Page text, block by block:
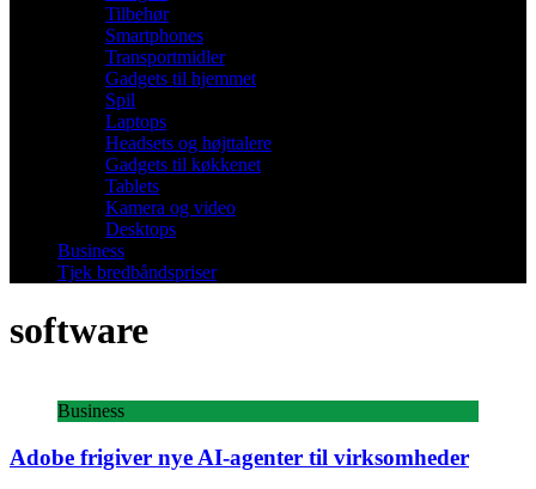
Tilbehør
Smartphones
Transportmidler
Gadgets til hjemmet
Spil
Laptops
Headsets og højttalere
Gadgets til køkkenet
Tablets
Kamera og video
Desktops
Business
Tjek bredbåndspriser
software
Business
Adobe frigiver nye AI-agenter til virksomheder